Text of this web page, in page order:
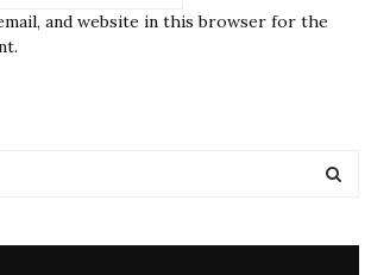
and website in this browser for the